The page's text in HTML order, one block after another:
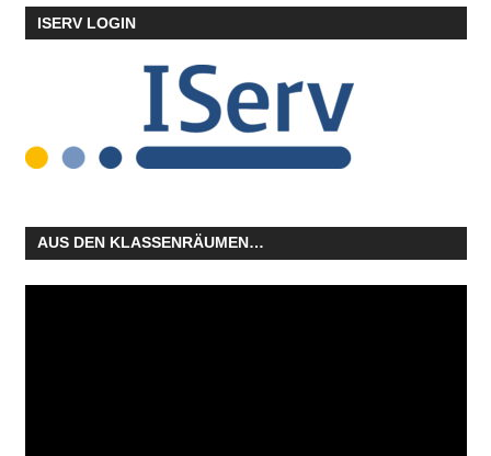
ISERV LOGIN
AUS DEN KLASSENRÄUMEN…